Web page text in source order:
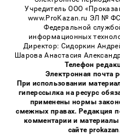
Учредитель ООО
www.ProKazan.ru ЭЛ №
Федеральной
информационных
Директор: Сидоркин
Шарова Анастасия
Телефон
Электронная почта
При использовании
гиперссылка на ресурс
применены нормы
смежных правах. Редакция
комментарии и
сайте